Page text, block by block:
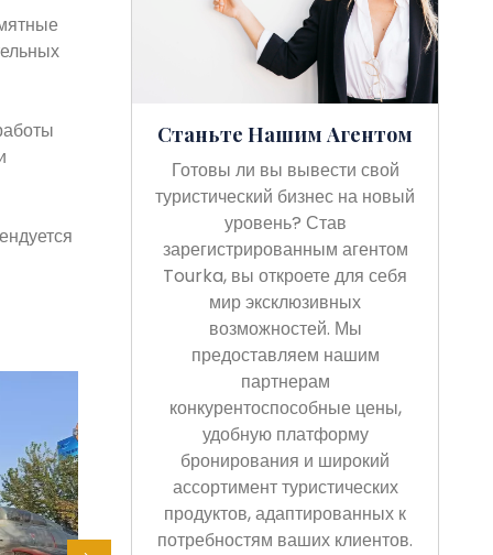
Станьте Нашим Агентом
Готовы ли вы вывести свой
туристический бизнес на новый
уровень? Став
зарегистрированным агентом
Tourka, вы откроете для себя
мир эксклюзивных
возможностей. Мы
предоставляем нашим
партнерам
конкурентоспособные цены,
удобную платформу
бронирования и широкий
ассортимент туристических
продуктов, адаптированных к
потребностям ваших клиентов.